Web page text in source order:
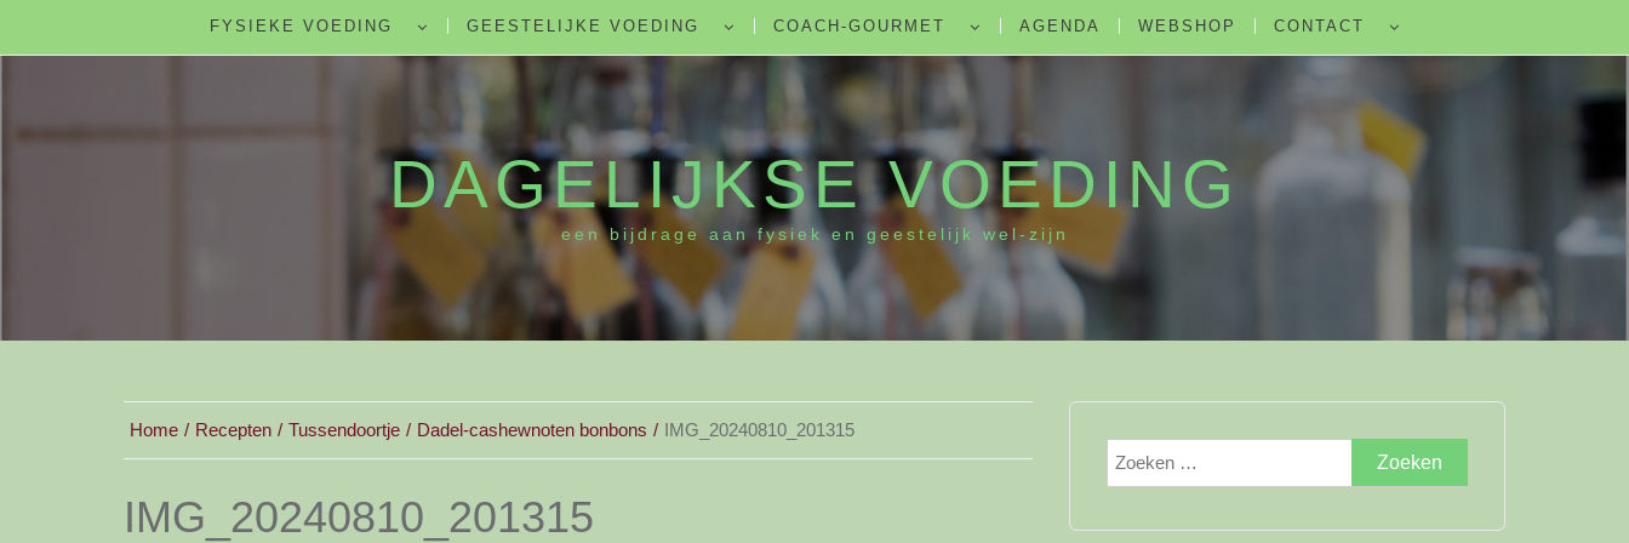
FYSIEKE VOEDING GEESTELIJKE VOEDING COACH-GOURMET AGENDA WEBSHOP CONTACT
DAGELIJKSE VOEDING
een bijdrage aan fysiek en geestelijk wel-zijn
Home Recepten Tussendoortje Dadel-cashewnoten bonbons IMG_20240810_201315
IMG_20240810_201315
Zoeken
naar: